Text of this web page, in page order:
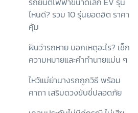
นการแสดงเจตนา ข้าพเจ้าได้อ่าน
กสารชี้แจงข้อมูล หรือได้รับคำอธิบาย
ถุประสงค์ในการเก็บรวบรวม ใช้หรือ
ว ข้าพเจ้าให้ความยินยอมหรือปฏิเสธ
เอกสารนี้ด้วยความสมัครใจ
ความยินยอมนี้เสียเมื่อใดก็ได้ เว้นแต่
ทธิตามกฎหมายหรือยังมีสัญญา
ไหนดี? รวม 10 รุ่นยอดฮิต ราคา
คุ้ม
ฝันว่ารถหาย บอกเหตุอะไร? เช็ก
ความหมายและคำทำนายแม่น ๆ
ไหว้แม่ย่านางรถถูกวิธี พร้อม
คาถา เสริมดวงขับขี่ปลอดภัย